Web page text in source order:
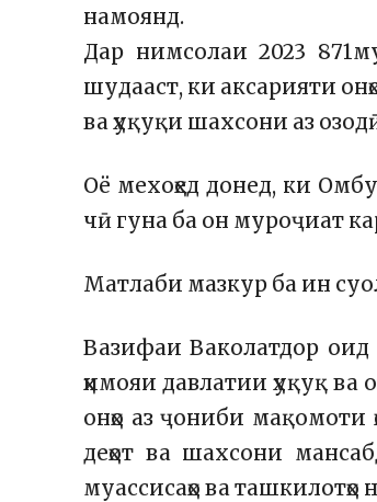
намоянд.
Дар нимсолаи 2023
шудааст, ки аксарияти
ва ҳуқуқи шахсони аз
Оё мехоҳед донед, ки
чӣ гуна ба он муроҷиат
Матлаби мазкур ба ин
Вазифаи Ваколатдор оид
ҳимояи давлатии ҳуқуқ ва
онҳо аз ҷониби
деҳот ва шахсони
муассисаҳо ва